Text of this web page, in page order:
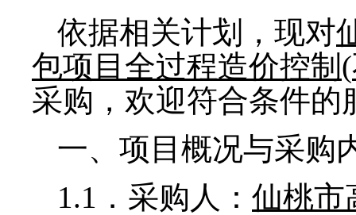
依据相关计划，现对
包项目全过程造价控制 (
采购，欢迎符合条件的
一、项目概况与采购
1.1 ．采购人： 仙桃市